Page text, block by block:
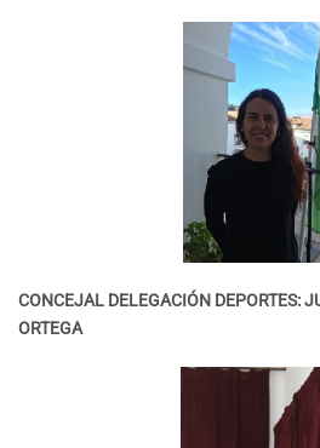
CONCEJAL DELEGACIÓN DEPORTES:
ORTEGA